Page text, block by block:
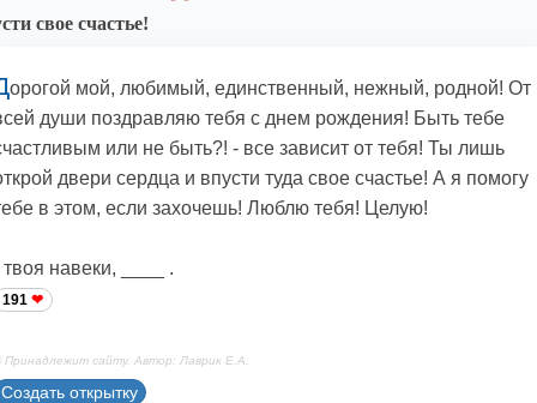
свое счастье!
орогой мой, любимый, единственный, нежный, родной! От
души поздравляю тебя с днем рождения! Быть тебе
или не быть?! - все зависит от тебя! Ты лишь
двери сердца и впусти туда свое счастье! А я помогу
в этом, если захочешь! Люблю тебя! Целую!
твоя навеки, ____ .
191
Принадлежит сайту. Автор: Лаврик Е.А.
Создать открытку